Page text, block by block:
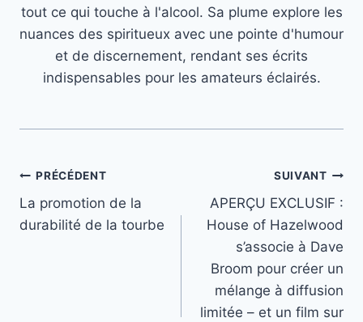
tout ce qui touche à l'alcool. Sa plume explore les
nuances des spiritueux avec une pointe d'humour
et de discernement, rendant ses écrits
indispensables pour les amateurs éclairés.
Navigation
de
PRÉCÉDENT
La promotion de la
durabilité de la tourbe
SUIVANT
APERÇU EXCLUSIF :
House of Hazelwood
s’associe à Dave
Broom pour créer un
mélange à diffusion
limitée – et un film sur